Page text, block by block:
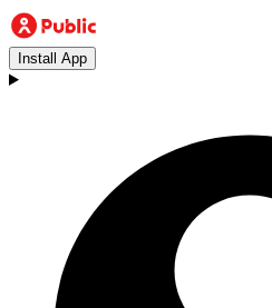
Install App